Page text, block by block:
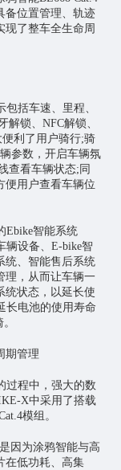
备位置管理、轨迹
现了整车全生命周
括车速、里程、
锁、NFC解锁、
利了用户骑行;骑
参数，开启车辆氛
查看车辆状态;同
便用户查看车辆位
Ebike智能系统
辆设备、E-bike智
统、智能售后系统
理，从而让车辆一
统状态，以延长使
长电池的使用寿命
期管理
过程中，强大的数
X中采用了搭载
模组。
因为涂鸦智能与高
在低功耗、高集